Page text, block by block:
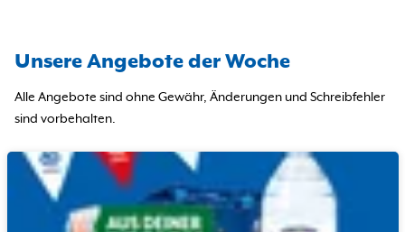
Unsere Angebote der Woche
Alle Angebote sind ohne Gewähr, Änderungen und Schreibfehler
sind vorbehalten.